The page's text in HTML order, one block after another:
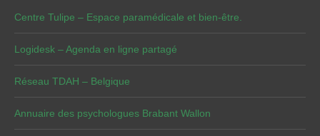
Centre Tulipe – Espace paramédicale et bien-être.
Logidesk – Agenda en ligne partagé
Réseau TDAH – Belgique
Annuaire des psychologues Brabant Wallon